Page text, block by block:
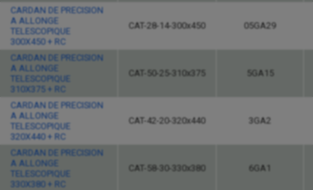
CARDAN DE PRECISION
A ALLONGE
TELESCOPIQUE
300X450 + RC
CAT-28-14-300x450 05GA29
CARDAN DE PRECISION
A ALLONGE
TELESCOPIQUE
310X375 + RC
CAT-50-25-310x375 5GA15
CARDAN DE PRECISION
A ALLONGE
TELESCOPIQUE
320X440 + RC
CAT-42-20-320x440 3GA2
CARDAN DE PRECISION
A ALLONGE
TELESCOPIQUE
330X380 + RC
CAT-58-30-330x380 6GA1